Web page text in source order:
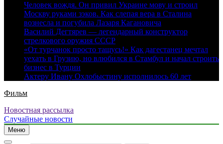
Человек вождя. Он привил Украине мову и строил
Москву руками зэков. Как слепая вера в Сталина
вознесла и погубила Лазаря Кагановича
Василий Дегтярев — легендарный конструктор
стрелкового оружия СССР
«От турчанок просто тащусь!» Как дагестанец мечтал
уехать в Грузию, но влюбился в Стамбул и начал строить
бизнес в Турции
Актеру Ивану Охлобыстину исполнилось 60 лет
Фильм
Новостная рассылка
Случайные новости
Меню